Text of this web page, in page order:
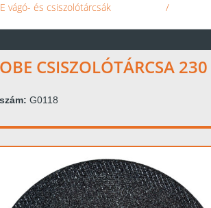
vágó- és csiszolótárcsák /
CSISZOLÓTÁRCSA
G0118